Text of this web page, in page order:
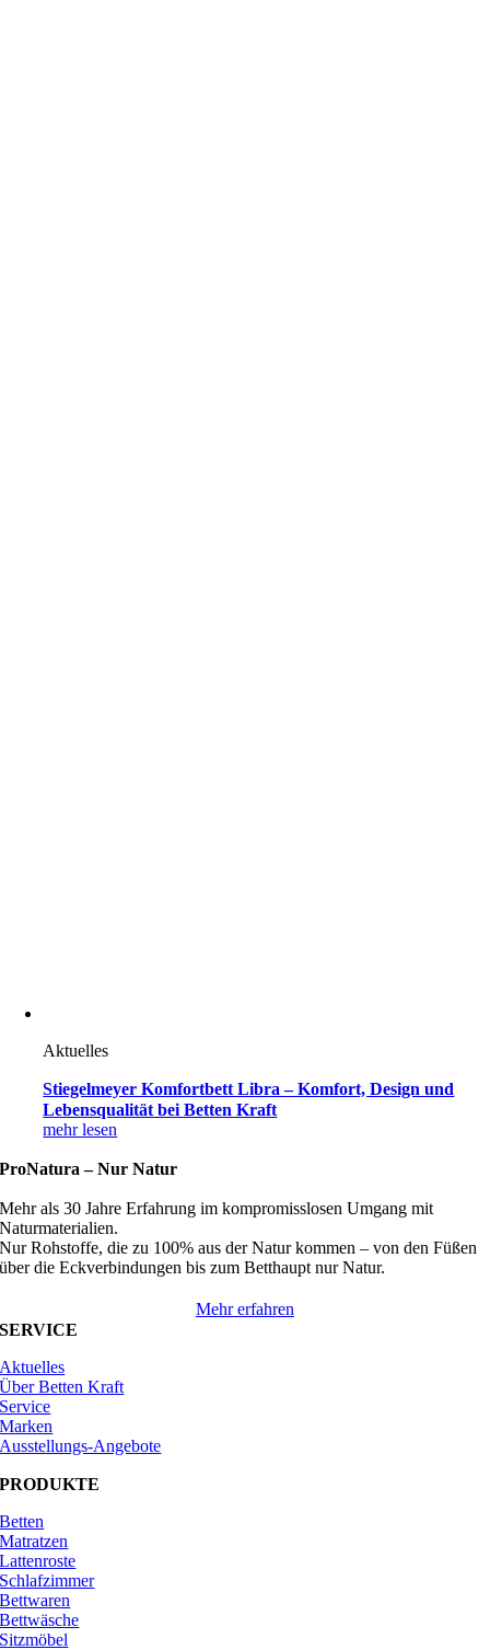
Aktuelles
Stiegelmeyer Komfortbett Libra – Komfort, Design und
Lebensqualität bei Betten Kraft
mehr lesen
ProNatura –Nur Natur
Mehr als 30 Jahre Erfahrung im kompromisslosen Umgang mit
Naturmaterialien.
Nur Rohstoffe, die zu 100% aus der Natur kommen – von den Füßen
über die Eckverbindungen bis zum Betthaupt nur Natur.
Mehr erfahren
SERVICE
Aktuelles
Über Betten Kraft
Service
Marken
Ausstellungs-Angebote
PRODUKTE
Betten
Matratzen
Lattenroste
Schlafzimmer
Bettwaren
Bettwäsche
Sitzmöbel